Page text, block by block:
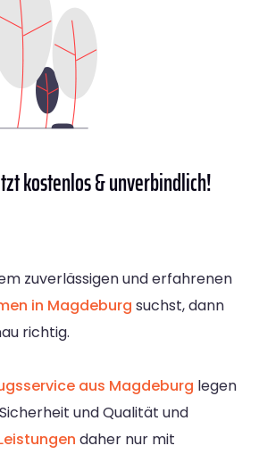
kostenlos & unverbindlich!
zuverlässigen und erfahrenen
in Magdeburg suchst, dann
richtig.
aus Magdeburg legen
und Qualität und
daher nur mit